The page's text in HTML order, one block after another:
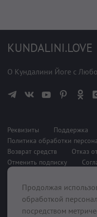
KUNDALINI.LOVE
О Кундалини Йоге с
Реквизиты Поддержка
Политика обработки
Возврат средств
Отказ
Отменить подписку
При
Продолжая
обработкой
посредством